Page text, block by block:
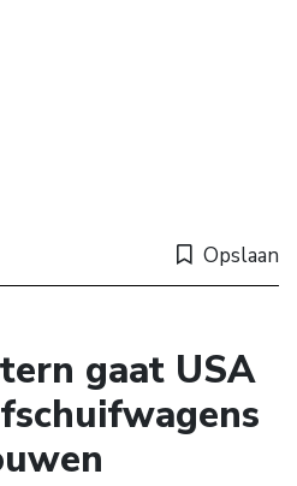
Opslaan
gaat USA